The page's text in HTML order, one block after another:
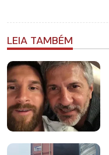
LEIA TAMBÉM